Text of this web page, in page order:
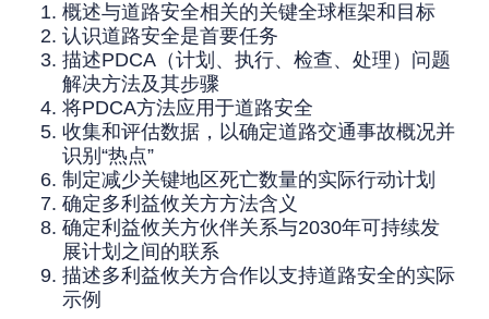
概述与道路安全相关的关键全球框架和目标
认识道路安全是首要任务
描述PDCA（计划、执行、检查、处理）问题
解决方法及其步骤
将PDCA方法应用于道路安全
收集和评估数据，以确定道路交通事故概况并
识别“热点”
制定减少关键地区死亡数量的实际行动计划
确定多利益攸关方方法含义
确定利益攸关方伙伴关系与2030年可持续发
展计划之间的联系
描述多利益攸关方合作以支持道路安全的实际
示例